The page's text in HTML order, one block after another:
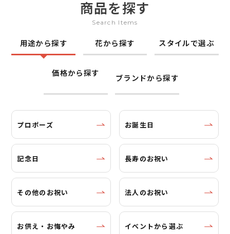
商品を探す
Search Items
用途から探す 花から探す スタイルで選ぶ
価格から探す ブランドから探す
プロポーズ お誕生日
記念日 長寿のお祝い
その他のお祝い 法人のお祝い
お供え・お悔やみ イベントから選ぶ